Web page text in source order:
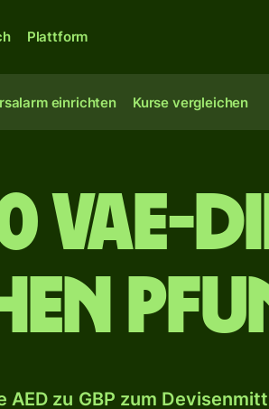
Plattform
einrichten Kurse vergleichen
VAE-
AED zu GBP zum